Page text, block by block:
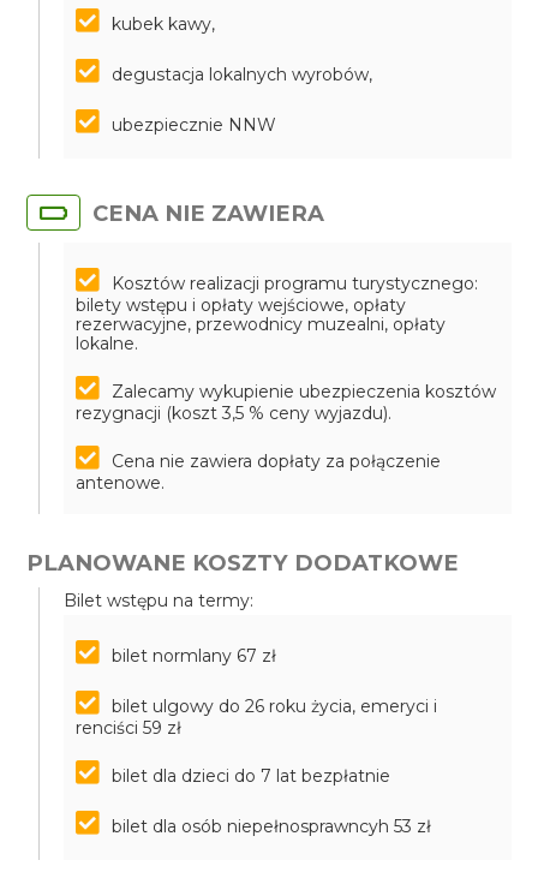
kubek kawy,
degustacja lokalnych wyrobów,
ubezpiecznie NNW
CENA NIE ZAWIERA
Kosztów realizacji programu turystycznego:
bilety wstępu i opłaty wejściowe, opłaty
rezerwacyjne, przewodnicy muzealni, opłaty
lokalne.
Zalecamy wykupienie ubezpieczenia kosztów
rezygnacji (koszt 3,5 % ceny wyjazdu).
Cena nie zawiera dopłaty za połączenie
antenowe.
PLANOWANE KOSZTY DODATKOWE
Bilet wstępu na termy:
bilet normlany 67 zł
bilet ulgowy do 26 roku życia, emeryci i
renciści 59 zł
bilet dla dzieci do 7 lat bezpłatnie
bilet dla osób niepełnosprawncyh 53 zł